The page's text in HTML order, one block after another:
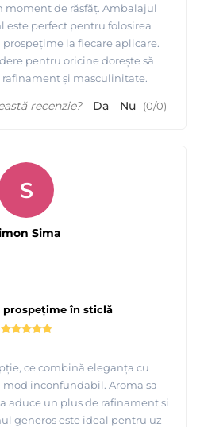
de răsfăț. Ambalajul
este perfect pentru folosirea
la fiecare aplicare.
pentru oricine dorește să
și masculinitate.
recenzie? Da Nu (0/0)
prospețime în sticlă
ce combină eleganța cu
inconfundabil. Aroma sa
aduce un plus de rafinament si
generos este ideal pentru uz
S
Sima